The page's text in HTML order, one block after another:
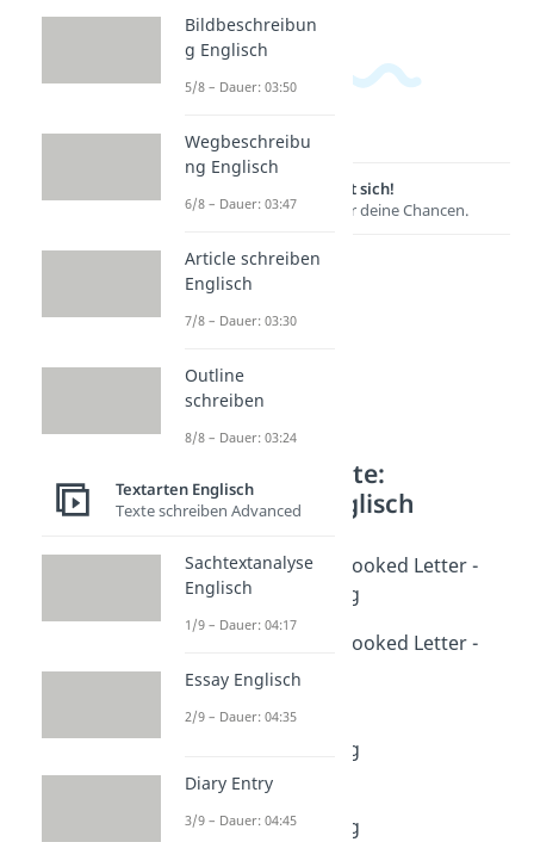
Lernen lohnt sich!
Entdecke hier deine Chancen.
Weitere Inhalte:
Textarten Englisch
Crooked Letter, Crooked Letter -
Zusammenfassung
Dauer: 04:49
Crooked Letter, Crooked Letter -
Characters
The Hate U Give -
Zusammenfassung
Dauer: 04:59
Never Let Me Go -
Zusammenfassung
Bildbeschreibun
g Englisch
5/8 – Dauer: 03:50
Wegbeschreibu
ng Englisch
6/8 – Dauer: 03:47
Article schreiben
Englisch
7/8 – Dauer: 03:30
Outline
schreiben
8/8 – Dauer: 03:24
Textarten Englisch
Texte schreiben Advanced
Sachtextanalyse
Englisch
1/9 – Dauer: 04:17
Essay Englisch
2/9 – Dauer: 04:35
Diary Entry
3/9 – Dauer: 04:45